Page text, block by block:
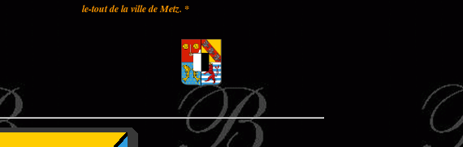
le-tout de la ville de Metz. *